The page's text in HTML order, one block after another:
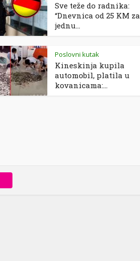
Sve teže do radnika:
“Dnevnica od 25 KM za
jednu...
Poslovni kutak
Kineskinja kupila
automobil, platila u
kovanicama:...